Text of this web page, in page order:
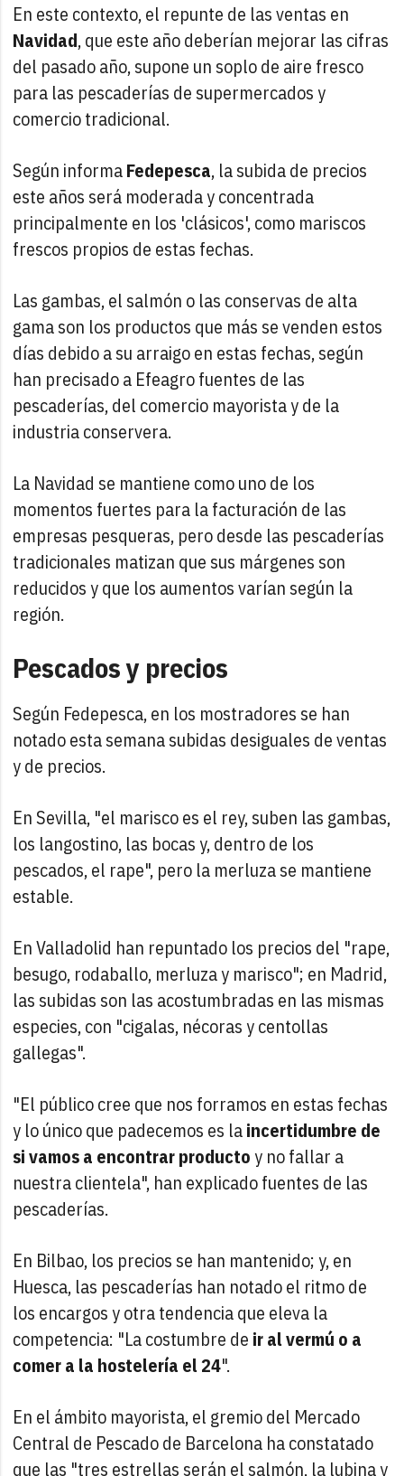
En este contexto, el repunte de las ventas en
Navidad, que este año deberían mejorar las cifras
del pasado año, supone un soplo de aire fresco
para las pescaderías de supermercados y
comercio tradicional.
Según informaFedepesca, la subida de precios
este años será moderada y concentrada
principalmente en los 'clásicos', como mariscos
frescos propios de estas fechas.
Las gambas, el salmón o las conservas de alta
gama son los productos que más se venden estos
días debido a su arraigo en estas fechas, según
han precisado a Efeagro fuentes de las
pescaderías, del comercio mayorista y de la
industria conservera.
La Navidad se mantiene como uno de los
momentos fuertes para la facturación de las
empresas pesqueras, pero desde las pescaderías
tradicionales matizan que sus márgenes son
reducidos y que los aumentos varían según la
región.
Pescados y precios
Según Fedepesca, en los mostradores se han
notado esta semana subidas desiguales de ventas
y de precios.
En Sevilla, "el marisco es el rey, suben las gambas,
los langostino, las bocas y, dentro de los
pescados, el rape", pero la merluza se mantiene
estable.
En Valladolid han repuntado los precios del "rape,
besugo, rodaballo, merluza y marisco"; en Madrid,
las subidas son las acostumbradas en las mismas
especies, con "cigalas, nécoras y centollas
gallegas".
"El público cree que nos forramos en estas fechas
y lo único que padecemos es laincertidumbre de
si vamos a encontrar productoy no fallar a
nuestra clientela", han explicado fuentes de las
pescaderías.
En Bilbao, los precios se han mantenido; y, en
Huesca, las pescaderías han notado el ritmo de
los encargos y otra tendencia que eleva la
competencia: "La costumbre de ir al vermú o a
comer a la hostelería el 24".
En el ámbito mayorista, el gremio del Mercado
Central de Pescado de Barcelona ha constatado
que las "tres estrellas serán el salmón, la lubina y